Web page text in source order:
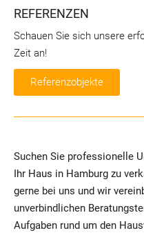
REFERENZEN
Schauen Sie sich unsere
Zeit an!
Referenzobjekte
Suchen Sie professionelle
Ihr Haus in Hamburg zu
gerne bei uns und wir
unverbindlichen
Aufgaben rund um den